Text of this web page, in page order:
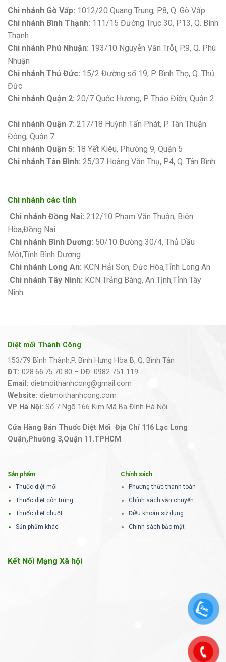
Chi nhánh Gò Vấp: 1012/20 Quang Trung, P.8, Q. Gò Vấp
Chi nhánh Bình Thạnh: 111/15 Đường Trục 30, P.13, Q. Bình
Thạnh
Chi nhánh Phú Nhuận: 193/10 Nguyễn Văn Trỗi, P.9, Q. Phú
Nhuận
Chi nhánh Thủ Đức: 15/2 Đường số 19, P. Bình Thọ, Q. Thủ
Đức
Chi nhánh Quận 2: 20/7 Quốc Hương, P. Thảo Điền, Quận 2
Chi nhánh Quận 7: 217/18 Huỳnh Tấn Phát, P. Tân Thuận
Đông, Quận 7
Chi nhánh Quận 5: 18 Yết Kiêu, Phường 9, Quận 5
Chi nhánh Tân Bình: 25/37 Hoàng Văn Thụ, P.4, Q. Tân Bình
Chi nhánh các tỉnh
Chi nhánh Đồng Nai: 212/10 Phạm Văn Thuận, Biên
Hòa,Đồng Nai
Chi nhánh Bình Dương: 50/10 Đường 30/4, Thủ Dầu
Một,Tỉnh Bình Dương
Chi nhánh Long An: KCN Hải Sơn, Đức Hòa,Tỉnh Long An
Chi nhánh Tây Ninh: KCN Trảng Bàng, An Tịnh,Tỉnh Tây
Ninh
Diệt mối Thành Công
153/79 Bình Thành,P. Bình Hưng Hòa B, Q. Bình Tân
ĐT: 028.66.75.70.80 – DĐ: 0982 751 119
Email: dietmoithanhcong@gmail.com
Website: dietmoithanhcong.com
VP Hà Nội: Số 7 Ngõ 166 Kim Mã Ba Đình Hà Nội
Cửa Hàng Bán Thuốc Diệt Mối Địa Chỉ 116 Lạc Long
Quân,Phường 3,Quận 11.TPHCM
Sản phẩm
Thuốc diệt mối
Thuốc diệt côn trùng
Thuốc diệt chuột
Sản phẩm khác
Chính sách
Phương thức thanh toán
Chính sách vận chuyển
Điều khoản sử dụng
Chính sách bảo mật
Kết Nối Mạng Xã hội